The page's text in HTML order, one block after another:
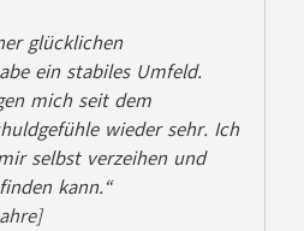
glücklichen
ein stabiles Umfeld.
mich seit dem
wieder sehr. Ich
selbst verzeihen und
kann.“